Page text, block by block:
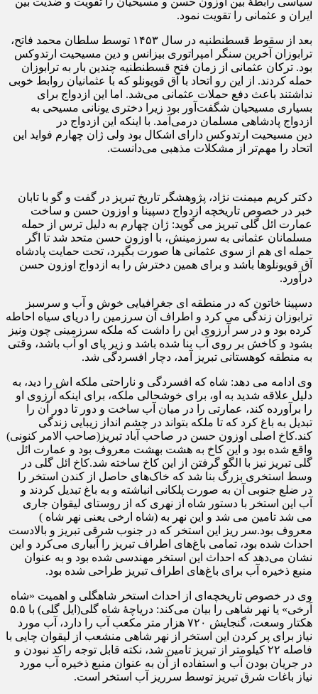
ایران و عثمانی را تقویت نمود.
بعد از سقوط قسطنطنیه در سال ۱۴۵۳ توسط سلطان محمد فاتح،
ترابوزان آخرین سنگر امپراتوری بیزانس و دین مسیحیت ارتدوکس
بود. ترکان عثمانی از زمان فتح قسطنطنیه چندین بار به ترابوزان
حمله کردند. از این رو اتحاد با آق قویونلو که با عثمانیان روابط خوبی
نداشتند باعث دفع حملات عثمانی می‌شد. اما این ازدواج برای
بسیاری مسیحیان شگفت‌آور بود زیرا دختری یونانی مسیحی به
ازدواج پادشاهی مسلمان درمی‌آمد. با اینکه این ازدواج در
دین مسیحیت ارتدوکس دارای اشکال بود ولی ژان چهارم فواید این
اتحاد را مهم‌تر از مشکلات مذهبی می‌دانست.
دکتر کریم میمنت نژاد، پژوهشگر تاریخ تبریز در گفت و گو با تابان
خبر در خصوص تاریخچه ازدواج دسپینا و اوزون حسن و ساخت
عمارت ائل گلی تبریز می گوید: ژان چهارم به دلیل ترس از حمله
مسلمانان عثمانی به سرزمینش، با اوزون حسن متحد شد تا اگر
حمله ای هم از سوی عثمانی ها صورت بگیرد، تحت حمایت پادشاه
آق قویونلوها باشد و برای همین دخترش را به ازدواج اوزون حسن
درآورد.
دسپینا خاتون که در منطقه ای جغرافیایی خوش و آب و سرسبز
ترابوزان زندگی می کرد و اطراف آن سرزمین را دریای سیاه احاطه
کرده بود و در سر آرزوی این را داشت که ملکه سرزمینی چون ونیز
بشود و کاخش بر روی آب بنا شده باشد و زیر پای او آب باشد، وقتی
به منطقه کوهستانی تبریز آمد، دچار افسردگی شد.
وی ادامه می دهد: شاه که افسردگی و ناراحتی ملکه اش را دید، به
دلیل علاقه شدید به او، برای خوشحالی ملکه، برای اینکه آرزوی او
را برآورده کند، عمارتی را در میان آب ساخت و دور تا دور آن را
تبدیل به باغ کرد که تا ملکه بتواند در چشم انداز زیبایی زندگی
کند.کاخ اصلی اوزون حسن در صاحب آباد تبریز(صاحب الامر کنونی)
واقع شده بود و این کاخ به هشت بهشت معروف بود و عمارت ائل
گلی تبریز نیز با الگو گرفتن از این کاخ ساخته شد.کاخ ائل گلی در
وسط استخری بزرگ بنا شد که خاک‌های حاصل از کندن استخر را
در ضلع جنوبی آن به صورت پلکانی انباشته و به باغ تبدیل کردند و
آب این استخر با دستور شاه از نهری که از روستای لیقوان جاری
می شد تامین می شد و این نهر به (شاه ارخی یعنی نهر شاه )
معروف بود.سر ریز این استخر که در جنوب شرقی تبریز و بالادست
احداث شده بود، تمامی باغ‌های اطراف تبریز را آبیاری می‌کرد و این
نشان می‌دهد که احداث این استخر مهندسی شده بود و به عنوان
منبع ذخیره آب برای باغ‌های اطراف تبریز طراحی شده بود.
وی در خصوص تاریخچه‌ای از احداث استخر شاهگلی و اهمیت «شاه
اَرخی» یا نهر شاهی را بیان می‌کند: دریاچهٔ شاه گلی(ایل گلی) با ۵.۵
هکتار وسعت، گنجایش ۷۲۰ هزار متر مکعب آب را دارد، آب مورد
نیاز برای پر کردن این استخر از نهر شاهی منشعب از لیقوان چایی با
فاصله ۲۲ کیلومتر از تبریز تامین شد، نکته قابل توجه راکد نبودن و
در جریان بودن آب و استفاده از آن به عنوان منبع ذخیره آب مورد
نیاز باغات شرق تبریز توسط سرریز آب استخر است.